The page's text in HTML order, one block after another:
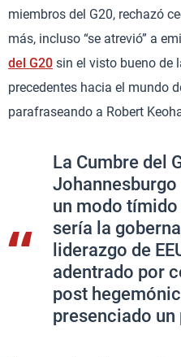
miembros del G20, rechazó
más, incluso “se atrevió” a
del G20 sin el visto bueno de
precedentes hacia el mundo
parafraseando a Robert
La Cumbre del
un modo
sería la
liderazgo de
adentrado por
post
presenciado